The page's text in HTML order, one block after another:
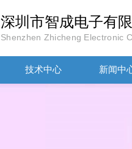
深圳市智成电子有
Shenzhen Zhicheng Electronic
技术中心 新闻中